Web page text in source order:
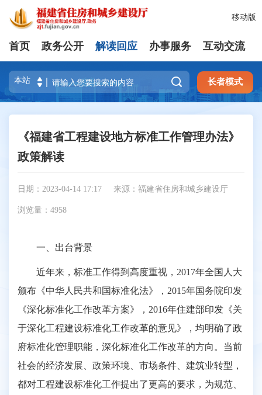
移动版
首页 政务公开 解读回应 办事服务 互动交流
 长者模式
《福建省工程建设地方标准工作管理办法》
政策解读
日期：2023-04-14 17:17 来源：福建省住房和城乡建设厅
浏览量： 4958
一、出台背景
近年来，标准工作得到高度重视，2017年全国人大
颁布《中华人民共和国标准化法》，2015年国务院印发
《深化标准化工作改革方案》，2016年住建部印发《关
于深化工程建设标准化工作改革的意见》，均明确了政
府标准化管理职能，深化标准化工作改革的方向。当前
社会的经济发展、政策环境、市场条件、建筑业转型，
都对工程建设标准化工作提出了更高的要求，为规范、